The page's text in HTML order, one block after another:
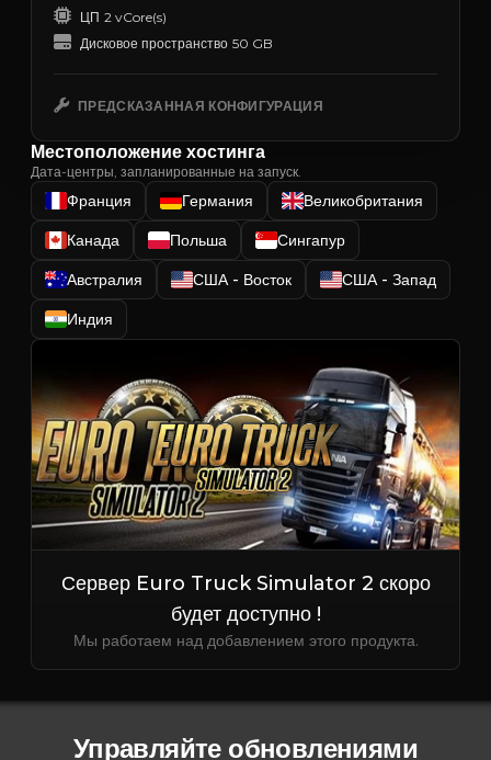
ЦП 2 vCore(s)
Дисковое пространство 50 GB
ПРЕДСКАЗАННАЯ КОНФИГУРАЦИЯ
Местоположение хостинга
Дата-центры, запланированные на запуск.
Франция Германия
Великобритания
Канада
Польша
Сингапур
Австралия
США - Восток
США - Запад
Индия
Сервер Euro Truck Simulator 2 скоро
будет доступно !
Мы работаем над добавлением этого продукта.
Управляйте обновлениями